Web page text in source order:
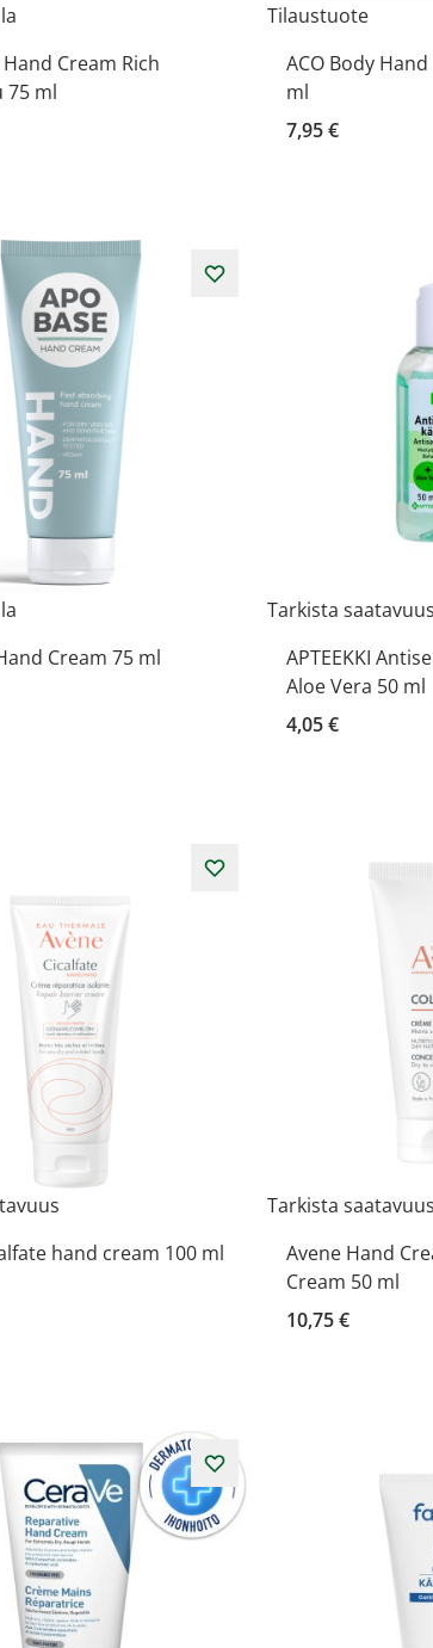
Cream Rich
75 ml
Tilaustuote
ACO Body
ml
7,95 €
Cream 75 ml
Tarkista saatavuus
APTEEKKI
Aloe Vera 50 ml
4,05 €
hand cream 100 ml
Tarkista saatavuus
Avene Hand
Cream 50 ml
10,75 €